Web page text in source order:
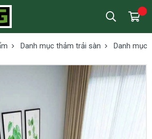
Danh mục thảm trải sàn Danh mục